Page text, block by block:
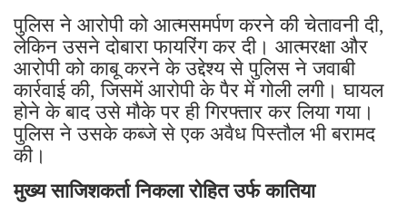
पुलिस ने आरोपी को आत्मसमर्पण करने की चेतावनी दी,
लेकिन उसने दोबारा फायरिंग कर दी। आत्मरक्षा और
आरोपी को काबू करने के उद्देश्य से पुलिस ने जवाबी
कार्रवाई की, जिसमें आरोपी के पैर में गोली लगी। घायल
होने के बाद उसे मौके पर ही गिरफ्तार कर लिया गया।
पुलिस ने उसके कब्जे से एक अवैध पिस्तौल भी बरामद
की।
मुख्य साजिशकर्ता निकला रोहित उर्फ कातिया